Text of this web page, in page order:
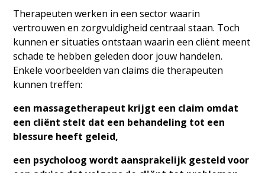
Therapeuten werken in een sector waarin
vertrouwen en zorgvuldigheid centraal staan. Toch
kunnen er situaties ontstaan waarin een cliënt meent
schade te hebben geleden door jouw handelen.
Enkele voorbeelden van claims die therapeuten
kunnen treffen:
een massagetherapeut krijgt een claim omdat
een cliënt stelt dat een behandeling tot een
blessure heeft geleid,
een psycholoog wordt aansprakelijk gesteld voor